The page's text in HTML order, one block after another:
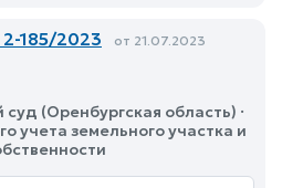
185/2023 от 21.07.2023
(Оренбургская область) ·
учета земельного участка и